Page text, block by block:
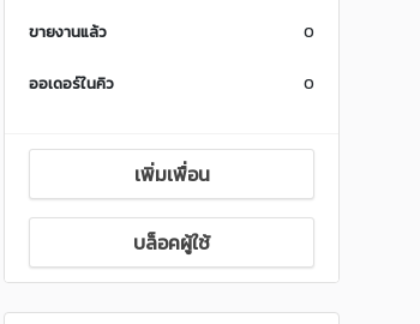
ขายงานแล้ว 0
ออเดอร์ในคิว 0
เพิ่มเพื่อน
บล็อคผู้ใช้